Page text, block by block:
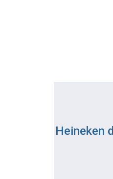
Heineken